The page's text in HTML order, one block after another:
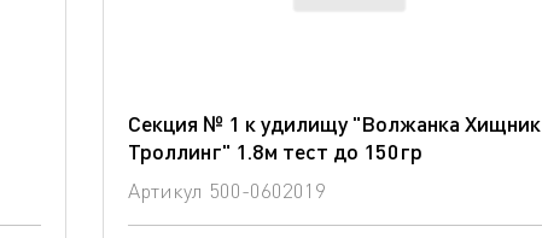
Секция № 1 к удилищу "Волжанка Хищник
Троллинг" 1.8м тест до 150гр
Артикул 500-0602019